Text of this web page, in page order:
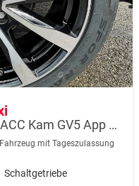
Basis 1.5TSI Sport Edition ACC Kam GV5 App AHK Reling
mit Tageszulassung
Schaltgetriebe